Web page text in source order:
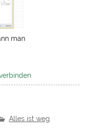
man
Alles ist weg